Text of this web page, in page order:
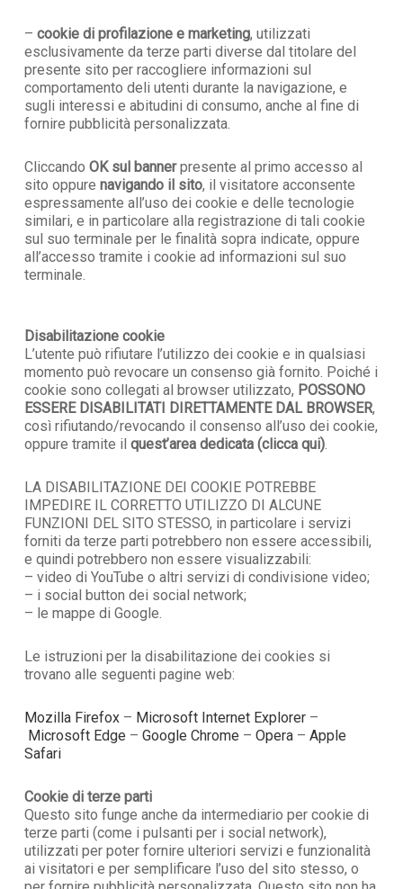
– cookie di profilazione e marketing, utilizzati
esclusivamente da terze parti diverse dal titolare del
presente sito per raccogliere informazioni sul
comportamento deli utenti durante la navigazione, e
sugli interessi e abitudini di consumo, anche al fine di
fornire pubblicità personalizzata.
Cliccando OK sul bannerpresente al primo accesso al
sito oppure navigando il sito, il visitatore acconsente
espressamente all’uso dei cookie e delle tecnologie
similari, e in particolare alla registrazione di tali cookie
sul suo terminale per le finalità sopra indicate, oppure
all’accesso tramite i cookie ad informazioni sul suo
terminale.
Disabilitazione cookie
L’utente può rifiutare l’utilizzo dei cookie e in qualsiasi
momento può revocare un consenso già fornito. Poiché i
cookie sono collegati al browser utilizzato, POSSONO
ESSERE DISABILITATI DIRETTAMENTE DAL BROWSER,
così rifiutando/revocando il consenso all’uso dei cookie,
oppure tramite il quest’area dedicata (clicca qui).
LA DISABILITAZIONE DEI COOKIE POTREBBE
IMPEDIRE IL CORRETTO UTILIZZO DI ALCUNE
FUNZIONI DEL SITO STESSO, in particolare i servizi
forniti da terze parti potrebbero non essere accessibili,
e quindi potrebbero non essere visualizzabili:
– video di YouTube o altri servizi di condivisione video;
– i social button dei social network;
– le mappe di Google.
Le istruzioni per la disabilitazione dei cookies si
trovano alle seguenti pagine web:
Mozilla Firefox– Microsoft Internet Explorer–
Microsoft Edge – Google Chrome – Opera– Apple
Safari
Cookie di terze parti
Questo sito funge anche da intermediario per cookie di
terze parti (come i pulsanti per i social network),
utilizzati per poter fornire ulteriori servizi e funzionalità
ai visitatori e per semplificare l’uso del sito stesso, o